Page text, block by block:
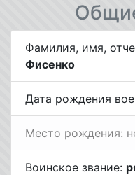
Фамилия, имя,
Фисенко
Дата рождения
Место рождения:
Воинское звание: